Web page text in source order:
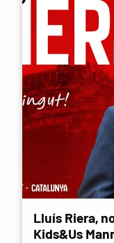
Lluís Riera,
Kids&Us